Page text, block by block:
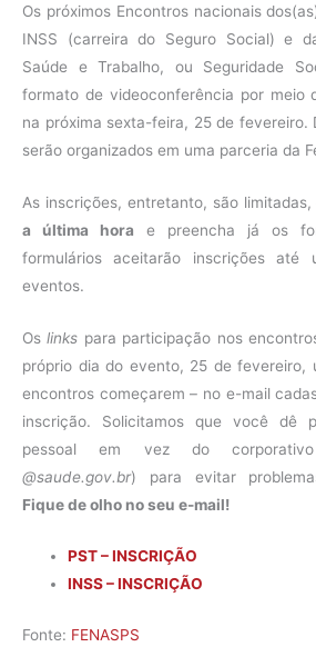
Os próximos Encontros nacionais
INSS (carreira do Seguro Social) e
Saúde e Trabalho, ou Seguridade
formato de videoconferência por meio
na próxima sexta-feira, 25 de fevereiro.
serão organizados em uma parceria da
As inscrições, entretanto, são limitadas,
a última hora e preencha já os
formulários aceitarão inscrições até
eventos.
Oslinks para participação nos
próprio dia do evento, 25 de fevereiro,
encontros começarem – no e-mail
inscrição. Solicitamos que você dê
pessoal em vez do
@saude.gov.br) para evitar
Fique de olho no seu e-mail!
PST – INSCRIÇÃO
INSS – INSCRIÇÃO
Fonte: FENASPS